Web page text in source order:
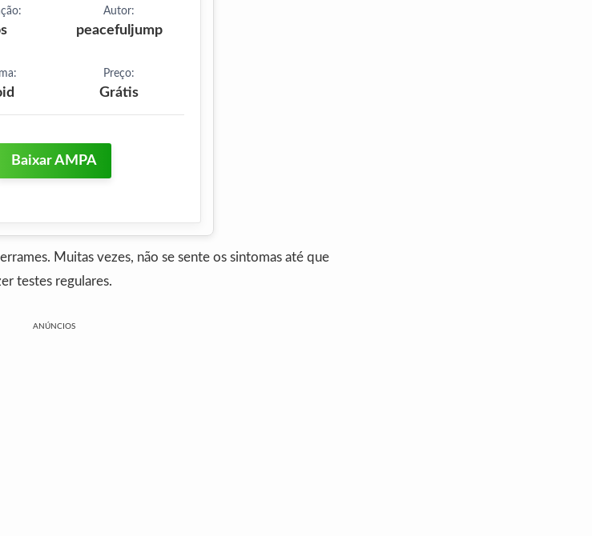
Autor:
peacefuljump
Preço:
Grátis
Baixar AMPA
Muitas vezes, não se sente os sintomas até que
testes regulares.
ANÚNCIOS